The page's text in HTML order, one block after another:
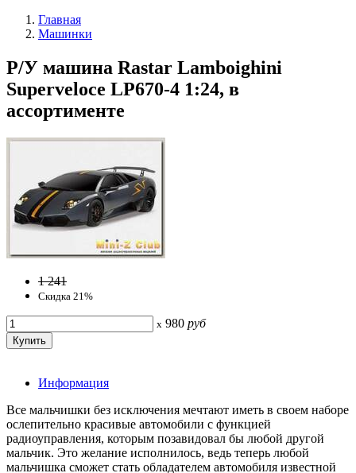
Главная
Машинки
Р/У машина Rastar Lamboighini
Superveloce LP670-4 1:24, в
ассортименте
1 241
Скидка 21%
x 980 руб
Информация
Все мальчишки без исключения мечтают иметь в своем наборе
ослепительно красивые автомобили с функцией
радиоуправления, которым позавидовал бы любой другой
мальчик. Это желание исполнилось, ведь теперь любой
мальчишка сможет стать обладателем автомобиля известной